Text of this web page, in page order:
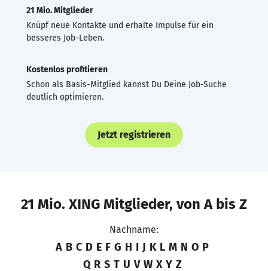
21 Mio. Mitglieder
Knüpf neue Kontakte und erhalte Impulse für ein
besseres Job-Leben.
Kostenlos profitieren
Schon als Basis-Mitglied kannst Du Deine Job-Suche
deutlich optimieren.
Jetzt registrieren
21 Mio. XING Mitglieder, von A bis Z
Nachname:
A B C D E F G H I J K L M N O P
Q R S T U V W X Y Z